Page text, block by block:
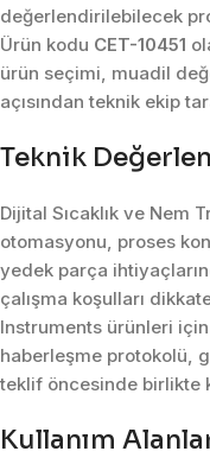
değerlendirilebilecek
Ürün kodu CET-10451
ürün seçimi, muadil
açısından teknik ekip
Teknik
Dijital Sıcaklık ve Nem
otomasyonu, proses
yedek parça
çalışma koşulları
Instruments ürünleri
haberleşme protokolü,
teklif öncesinde birlikte
Kullanım